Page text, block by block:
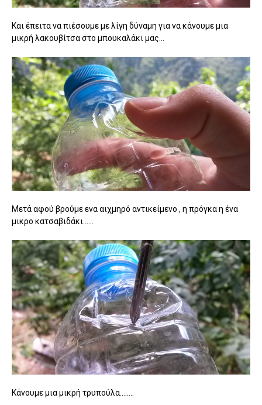
Και έπειτα να πιέσουμε με λίγη δύναμη για να κάνουμε μια
μικρή λακουβίτσα στο μπουκαλάκι μας...
Μετά αφού βρούμε ενα αιχμηρό αντικείμενο , η πρόγκα η ένα
μικρο κατσαβιδάκι......
Κάνουμε μια μικρή τρυπούλα........